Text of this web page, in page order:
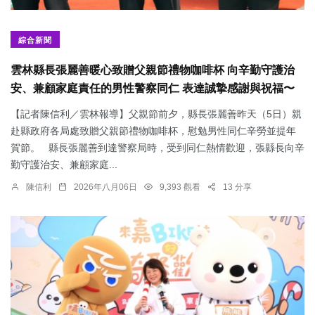
綜合新聞
雲林縣長張麗善暖心致贈父親節禮物咖啡杯 向辛勤守護治
安、兼顧家庭責任的男性警察同仁 表達誠摯感謝與祝福〜
【記者陳信利／雲林報導】父親節前夕，縣長張麗善昨天（5日）親
赴縣政府各局處致贈父親節禮物咖啡杯，慰勉男性同仁辛勞並提年
賀節。 縣長張麗善到達警察局時，受到同仁熱情歡迎，張縣長向辛
勤守護治安、兼顧家庭...
陳信利 2026年八月06日 9,393 觀看 13 分享